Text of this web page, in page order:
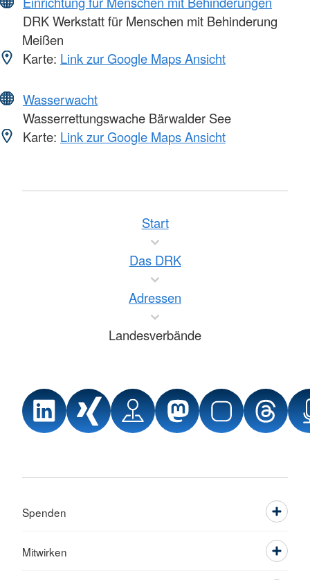
DRK Werkstatt für Menschen mit Behinderung
Meißen
Karte: Link zur Google Maps Ansicht
Wasserwacht
Wasserrettungswache Bärwalder See
Karte: Link zur Google Maps Ansicht
Start
Das DRK
Adressen
Landesverbände
Spenden
Mitwirken